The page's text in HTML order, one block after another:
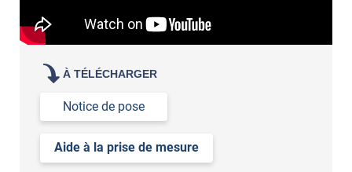
À TÉLÉCHARGER
Notice de pose
Aide à la prise de mesure